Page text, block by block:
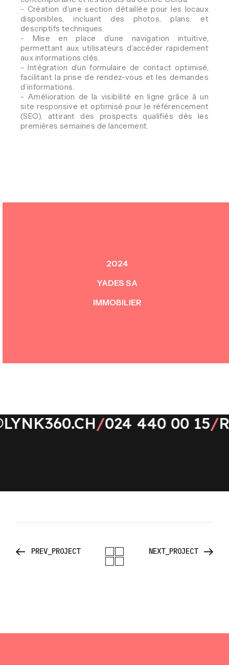
N K
- Création d’une section détaillée pour les locaux
disponibles, incluant des photos, plans, et
descriptifs techniques.
- Mise en place d’une navigation intuitive,
permettant aux utilisateurs d’accéder rapidement
aux informations clés.
- Intégration d’un formulaire de contact optimisé,
facilitant la prise de rendez-vous et les demandes
d’informations.
- Amélioration de la visibilité en ligne grâce à un
site responsive et optimisé pour le référencement
(SEO), attirant des prospects qualifiés dès les
premières semaines de lancement.
2024
YADES SA
IMMOBILIER
/024 440 00 15/
PREV_PROJECT NEXT_PROJECT